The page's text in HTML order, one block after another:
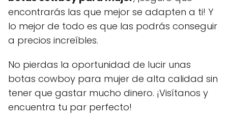
encontrarás las que mejor se adapten a ti! Y
lo mejor de todo es que las podrás conseguir
a precios increíbles.
No pierdas la oportunidad de lucir unas
botas cowboy para mujer de alta calidad sin
tener que gastar mucho dinero. ¡Visítanos y
encuentra tu par perfecto!